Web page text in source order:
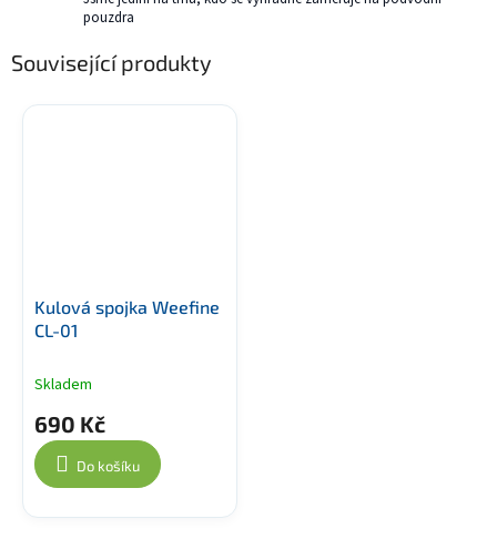
pouzdra
Související produkty
Kulová spojka Weefine
CL-01
Skladem
690 Kč
Do košíku